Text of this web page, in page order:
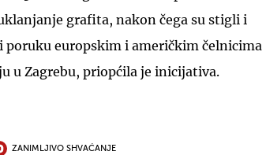
grafita, nakon čega su stigli i
poruku europskim i američkim čelnicima
u Zagrebu, priopćila je inicijativa.
ZANIMLJIVO SHVAĆANJE